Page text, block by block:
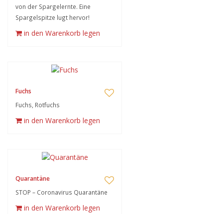
von der Spargelernte. Eine
Spargelspitze lugt hervor!
in den Warenkorb legen
Fuchs
Fuchs, Rotfuchs
in den Warenkorb legen
Quarantäne
STOP – Coronavirus Quarantäne
in den Warenkorb legen